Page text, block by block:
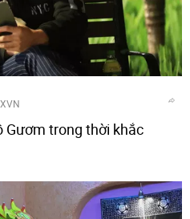
Gươm trong thời khắc